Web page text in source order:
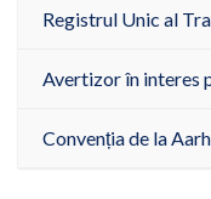
Registrul Unic al
Avertizor în interes
Convenția de la